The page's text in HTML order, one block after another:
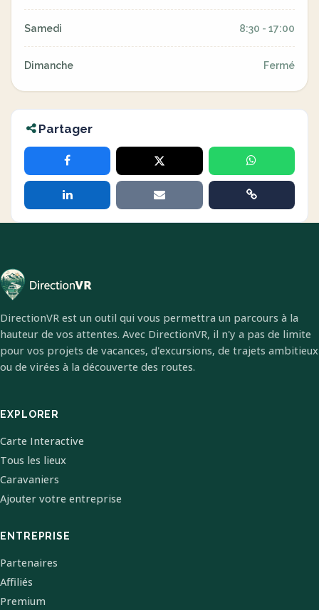
Samedi 8:30 - 17:00
Dimanche Fermé
Partager
DirectionVR est un outil qui vous permettra un parcours à la
hauteur de vos attentes. Avec DirectionVR, il n'y a pas de limite
pour vos projets de vacances, d'excursions, de trajets ambitieux
ou de virées à la découverte des routes.
EXPLORER
Carte Interactive
Tous les lieux
Caravaniers
Ajouter votre entreprise
ENTREPRISE
Partenaires
Affiliés
Premium